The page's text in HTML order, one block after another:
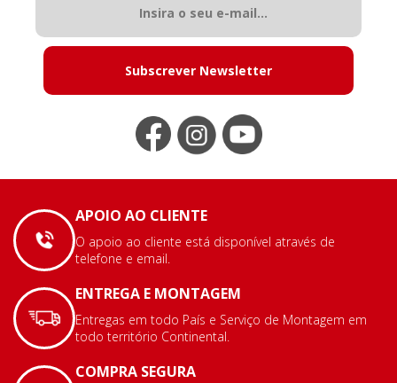
Subscrever Newsletter
APOIO AO CLIENTE
O apoio ao cliente está disponível através de
telefone e email.
ENTREGA E MONTAGEM
Entregas em todo País e Serviço de Montagem em
todo território Continental.
COMPRA SEGURA